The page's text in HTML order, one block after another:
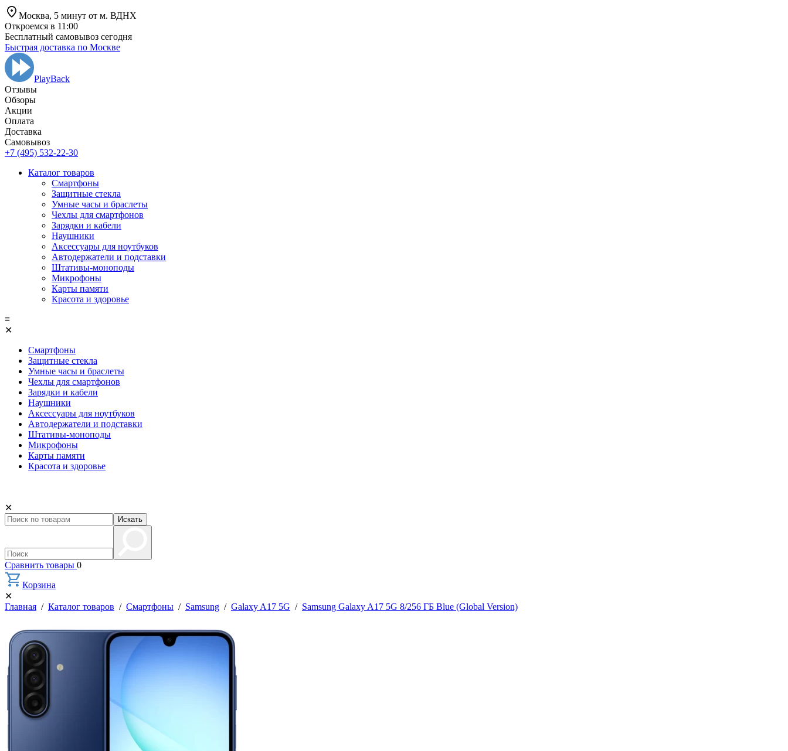
Москва, 5 минут от м. ВДНХ
Откроемся в 11:00
Бесплатный самовывоз сегодня
Быстрая доставка по Москве
PlayBack
Отзывы
Обзоры
Aкции
Оплата
Доставка
Самовывоз
+7 (495) 532-22-30
Каталог товаров
Смартфоны
Защитные стекла
Умные часы и браслеты
Чехлы для смартфонов
Зарядки и кабели
Наушники
Аксессуары для ноутбуков
Автодержатели и подставки
Штативы-моноподы
Микрофоны
Карты памяти
Красота и здоровье
≡
✕
Смартфоны
Защитные стекла
Умные часы и браслеты
Чехлы для смартфонов
Зарядки и кабели
Наушники
Аксессуары для ноутбуков
Автодержатели и подставки
Штативы-моноподы
Микрофоны
Карты памяти
Красота и здоровье
✕
Искать
Сравнить товары 0
Корзина
✕
Главная / Каталог товаров / Смартфоны / Samsung / Galaxy A17 5G / Samsung Galaxy A17 5G 8/256 ГБ Blue (Global Version)